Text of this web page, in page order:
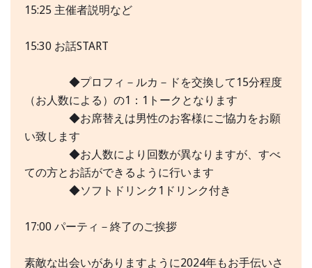
15:25 主催者説明など
15:30 お話START
◆プロフィ－ルカ－ドを交換して15分程度
（お人数による）の1：1トークとなります
◆お席替えは男性のお客様にご協力をお願
い致します
◆お人数により回数が異なりますが、すべ
ての方とお話ができるように行います
◆ソフトドリンク1ドリンク付き
17:00 パーティ－終了のご挨拶
素敵な出会いがありますように2024年もお手伝いさ